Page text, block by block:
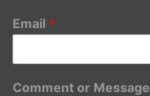
Email *
Comment or Message